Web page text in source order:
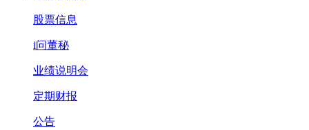
股票信息
i问董秘
业绩说明会
定期财报
公告